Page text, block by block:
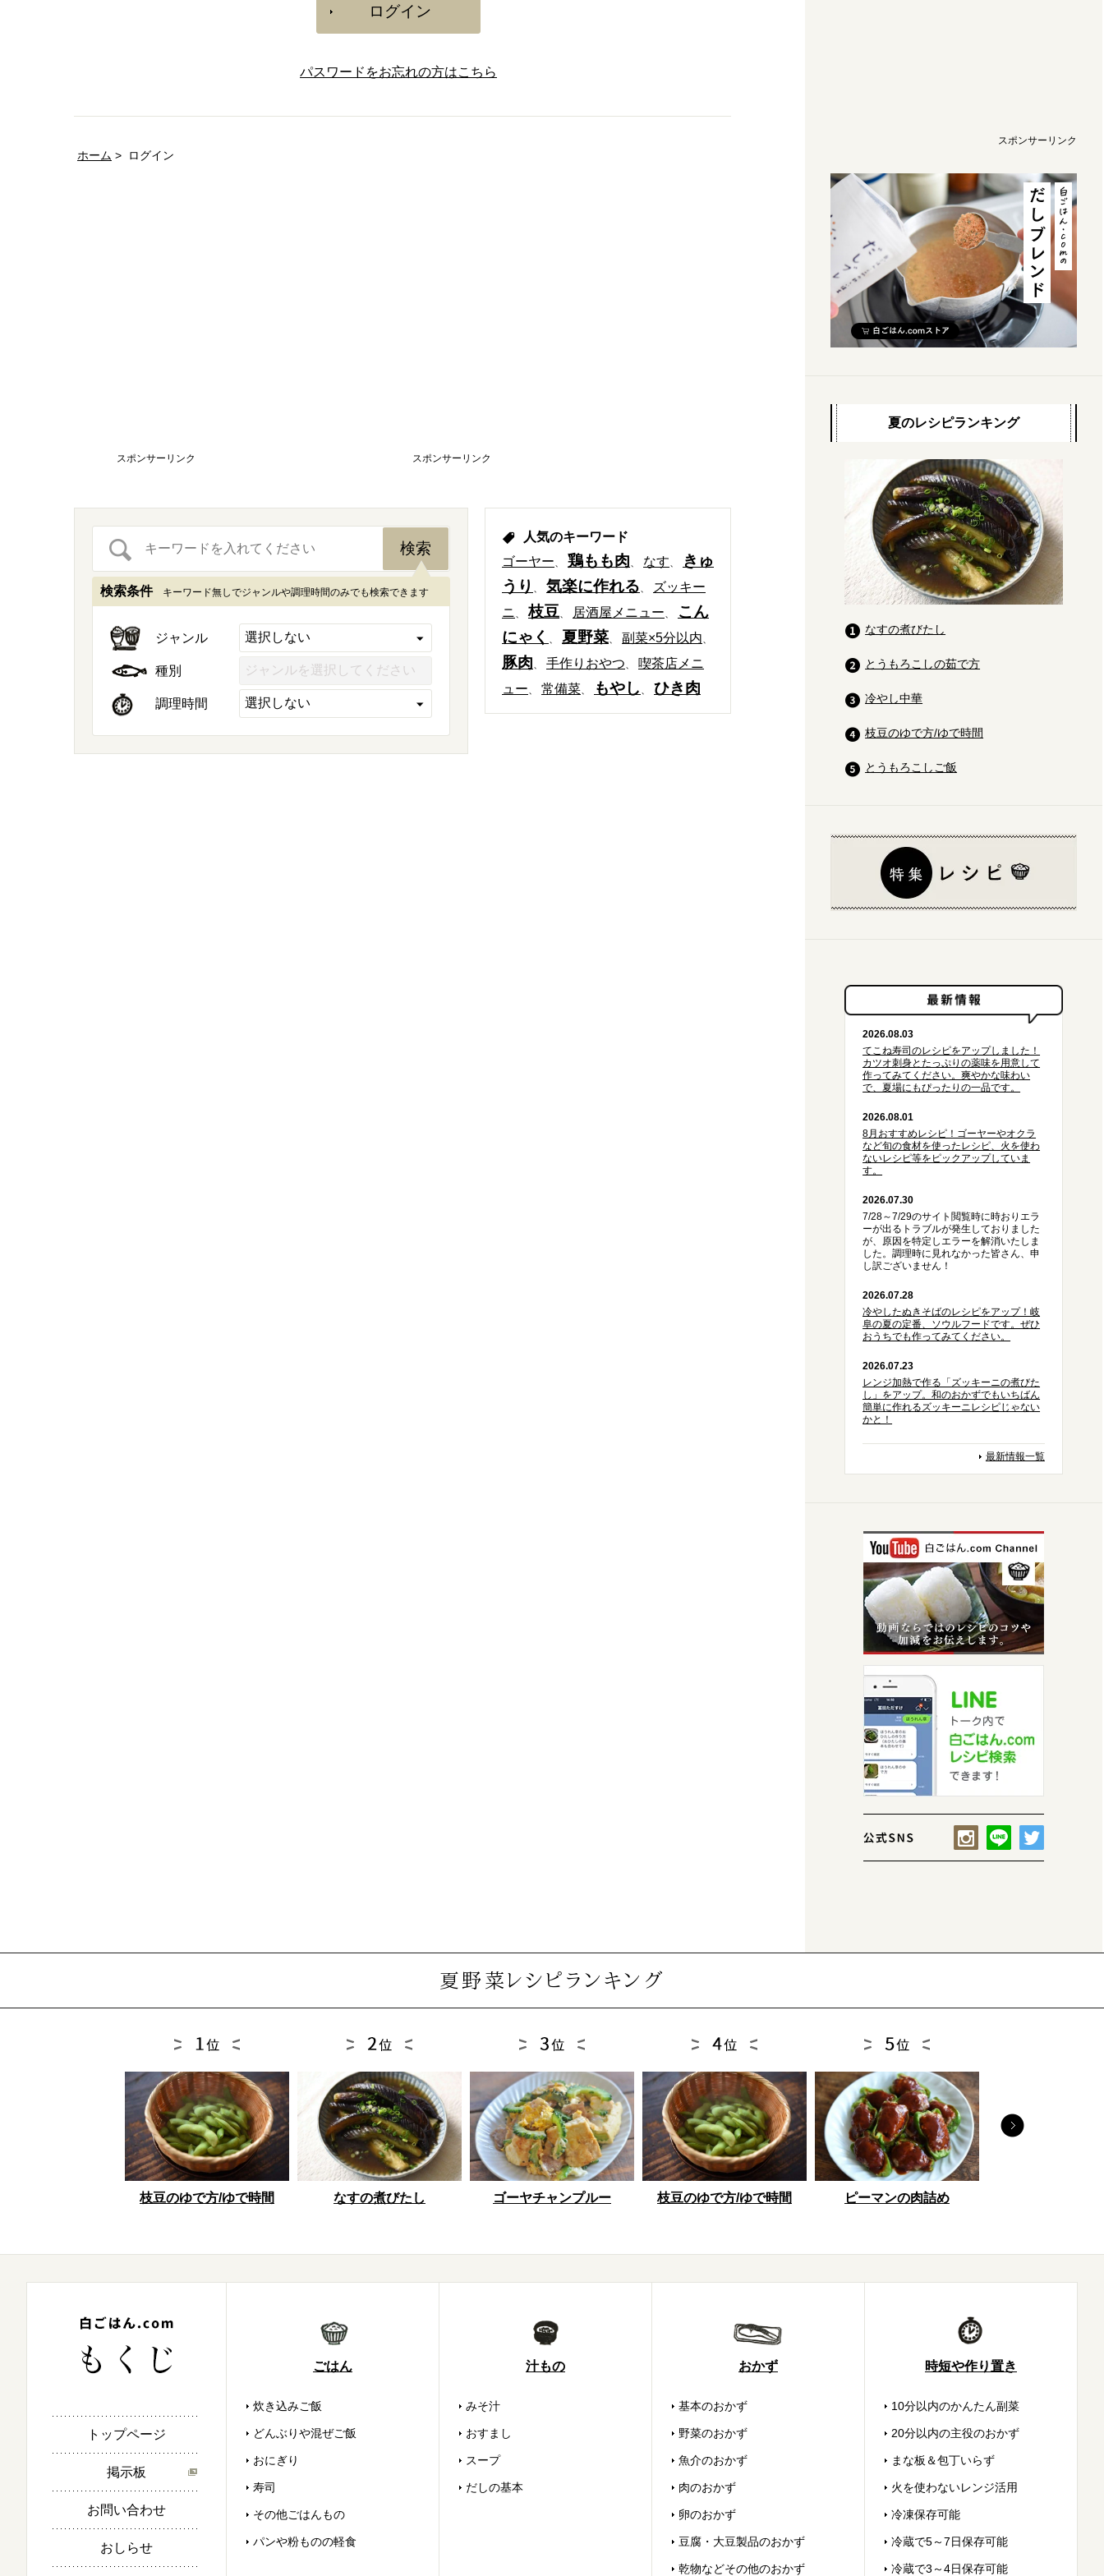
パスワードをお忘れの方はこちら
ホーム ログイン
スポンサーリンク スポンサーリンク
検索条件 キーワード無しでジャンルや調理時間のみでも検索できます
ジャンル
種別
調理時間
人気のキーワード
ゴーヤー
鶏もも肉 なす
きゅ
うり
気楽に作れる
ズッキー
ニ
枝豆 居酒屋メニュー
こん
にゃく
夏野菜 副菜×5分以内
豚肉 手作りおやつ
喫茶店メニ
ュー
常備菜 もやし ひき肉
スポンサーリンク
夏のレシピランキング
なすの煮びたし
とうもろこしの茹で方
冷やし中華
枝豆のゆで方/ゆで時間
とうもろこしご飯
2026.08.03
てこね寿司のレシピをアップしました！
カツオ刺身とたっぷりの薬味を用意して
作ってみてください。爽やかな味わい
で、夏場にもぴったりの一品です。
2026.08.01
8月おすすめレシピ！ゴーヤーやオクラ
など旬の食材を使ったレシピ、火を使わ
ないレシピ等をピックアップしていま
す。
2026.07.30
7/28～7/29のサイト閲覧時に時おりエラ
ーが出るトラブルが発生しておりました
が、原因を特定しエラーを解消いたしま
した。調理時に見れなかった皆さん、申
し訳ございません！
2026.07.28
冷やしたぬきそばのレシピをアップ！岐
阜の夏の定番、ソウルフードです。ぜひ
おうちでも作ってみてください。
2026.07.23
レンジ加熱で作る「ズッキーニの煮びた
し」をアップ。和のおかずでもいちばん
簡単に作れるズッキーニレシピじゃない
かと！
最新情報一覧
夏野菜レシピランキング
枝豆のゆで方/ゆで時間 なすの煮びたし ゴーヤチャンプルー 枝豆のゆで方/ゆで時間 ピーマンの肉詰め
トップページ
掲示板
お問い合わせ
おしらせ
ごはん
炊き込みご飯
どんぶりや混ぜご飯
おにぎり
寿司
その他ごはんもの
パンや粉ものの軽食
汁もの
みそ汁
おすまし
スープ
だしの基本
おかず
基本のおかず
野菜のおかず
魚介のおかず
肉のおかず
卵のおかず
豆腐・大豆製品のおかず
乾物などその他のおかず
時短や作り置き
10分以内のかんたん副菜
20分以内の主役のおかず
まな板＆包丁いらず
火を使わないレンジ活用
冷凍保存可能
冷蔵で5～7日保存可能
冷蔵で3～4日保存可能